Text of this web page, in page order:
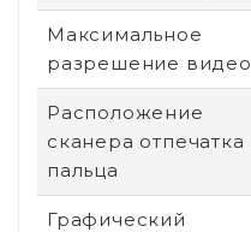
Максимальное
разрешение видео
Расположение
сканера отпечатка
пальца
Графический